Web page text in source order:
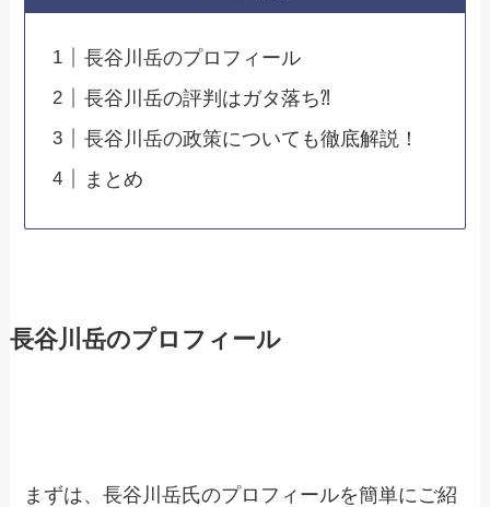
長谷川岳のプロフィール
長谷川岳の評判はガタ落ち⁈
長谷川岳の政策についても徹底解説！
まとめ
長谷川岳のプロフィール
まずは、長谷川岳氏のプロフィールを簡単にご紹